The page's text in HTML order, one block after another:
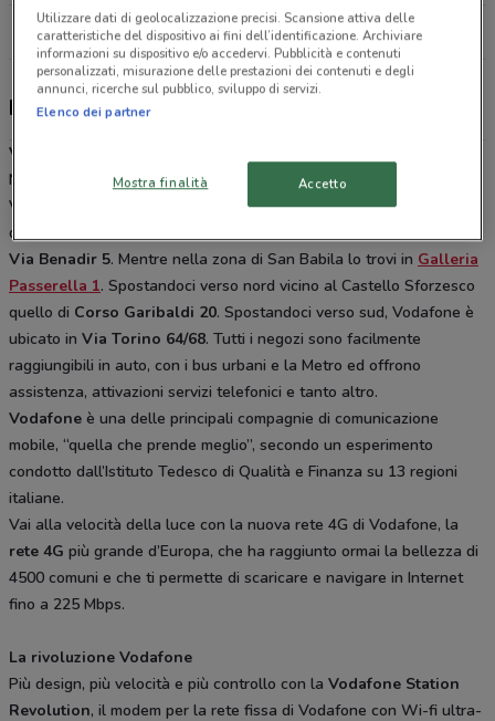
Tutti i negozi Vodafone
Passa a Vodafone
Vodafone Milano
Nella città di Milano avrai a disposizione vari punti vendita
Vodafone a secondo del quartiere in cui vivi. In pieno centro nel
quadrilatero della moda quello di
Via Benadir 5. Mentre nella zona di San Babila lo trovi in Galleria
Passerella 1. Spostandoci verso nord vicino al Castello Sforzesco
quello di Corso Garibaldi 20. Spostandoci verso sud, Vodafone è
ubicato in Via Torino 64/68. Tutti i negozi sono facilmente
raggiungibili in auto, con i bus urbani e la Metro ed offrono
assistenza, attivazioni servizi telefonici e tanto altro.
Vodafone è una delle principali compagnie di comunicazione
mobile, “quella che prende meglio”, secondo un esperimento
condotto dall’Istituto Tedesco di Qualità e Finanza su 13 regioni
italiane.
Vai alla velocità della luce con la nuova rete 4G di Vodafone, la
rete 4G più grande d’Europa, che ha raggiunto ormai la bellezza di
4500 comuni e che ti permette di scaricare e navigare in Internet
fino a 225 Mbps.
La rivoluzione Vodafone
Più design, più velocità e più controllo con la Vodafone Station
Revolution, il modem per la rete fissa di Vodafone con Wi-fi ultra-
Utilizzare dati di geolocalizzazione precisi. Scansione attiva delle
caratteristiche del dispositivo ai fini dell’identificazione. Archiviare
informazioni su dispositivo e/o accedervi. Pubblicità e contenuti
personalizzati, misurazione delle prestazioni dei contenuti e degli
annunci, ricerche sul pubblico, sviluppo di servizi.
Elenco dei partner
Mostra finalità Accetto